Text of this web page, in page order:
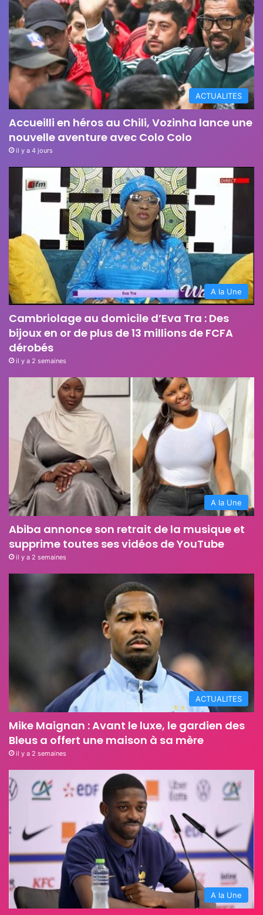
ACTUALITES
Accueilli en héros au Chili, Vozinha lance une
nouvelle aventure avec Colo Colo
il y a 4 jours
A la Une
Cambriolage au domicile d’Eva Tra : Des
bijoux en or de plus de 13 millions de FCFA
dérobés
il y a 2 semaines
A la Une
Abiba annonce son retrait de la musique et
supprime toutes ses vidéos de YouTube
il y a 2 semaines
ACTUALITES
Mike Maignan : Avant le luxe, le gardien des
Bleus a offert une maison à sa mère
il y a 2 semaines
A la Une